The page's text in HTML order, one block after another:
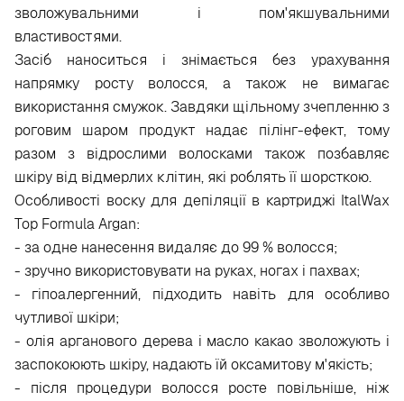
зволожувальними і пом'якшувальними
властивостями.
Засіб наноситься і знімається без урахування
напрямку росту волосся, а також не вимагає
використання смужок. Завдяки щільному зчепленню з
роговим шаром продукт надає пілінг-ефект, тому
разом з відрослими волосками також позбавляє
шкіру від відмерлих клітин, які роблять її шорсткою.
Особливості воску для депіляції в картриджі ItalWax
Top Formula Argan:
- за одне нанесення видаляє до 99 % волосся;
- зручно використовувати на руках, ногах і пахвах;
- гіпоалергенний, підходить навіть для особливо
чутливої шкіри;
- олія арганового дерева і масло какао зволожують і
заспокоюють шкіру, надають їй оксамитову м'якість;
- після процедури волосся росте повільніше, ніж